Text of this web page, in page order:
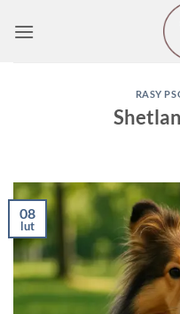
RASY
08
lut